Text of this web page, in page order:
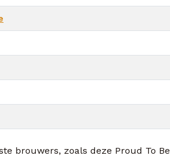
brouwers, zoals deze Proud To Be